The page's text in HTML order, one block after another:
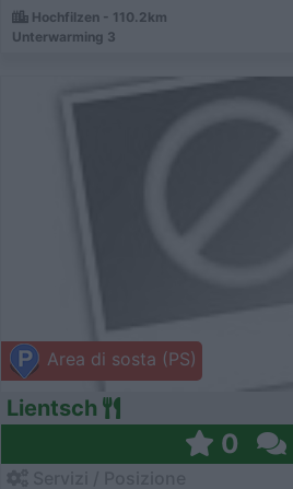
Hochfilzen - 110.2km
Unterwarming 3
Area di sosta (PS)
Lientsch
0